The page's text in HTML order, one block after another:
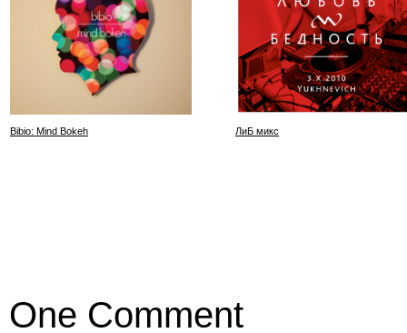
Bibio: Mind Bokeh ЛиБ микс
One Comment